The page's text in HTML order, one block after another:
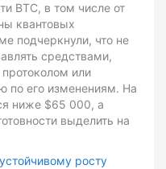
BTC, в том числе от
квантовых
подчеркнули, что не
средствами,
или
по его изменениям. На
ниже $65 000, а
выделить на
росту